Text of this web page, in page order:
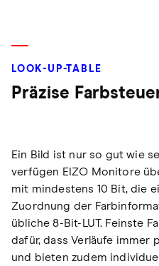
LOOK-UP-TABLE
Präzise
Ein Bild ist nur so gut wie
verfügen EIZO Monitore
mit mindestens 10 Bit, die
Zuordnung der
übliche 8-Bit-LUT. Feinste
dafür, dass Verläufe immer
und bieten zudem